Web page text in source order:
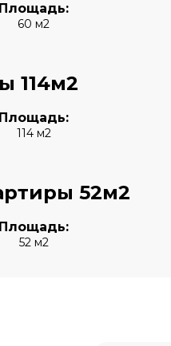
Площадь:
60 м2
114м2
Площадь:
114 м2
52м2
Площадь:
52 м2